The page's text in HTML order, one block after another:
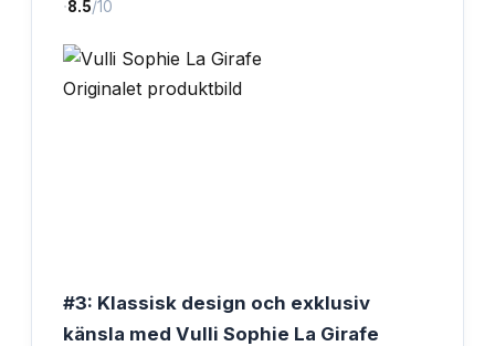
·8.5/10
#3: Klassisk design och exklusiv
känsla med Vulli Sophie La Girafe